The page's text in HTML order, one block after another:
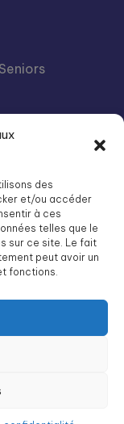
des
et/ou accéder
à ces
telles que le
sur ce site. Le fait
peut avoir un
fonctions.
du Groupe SOS
SOS